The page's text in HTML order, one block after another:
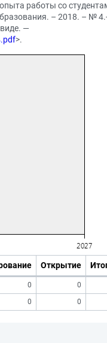
работы со
– 2018. – №
—
>.
Открытие
0
0
0 0